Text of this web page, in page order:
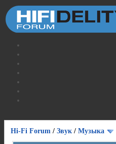
Hi-Fi Forum / Звук / Музыка